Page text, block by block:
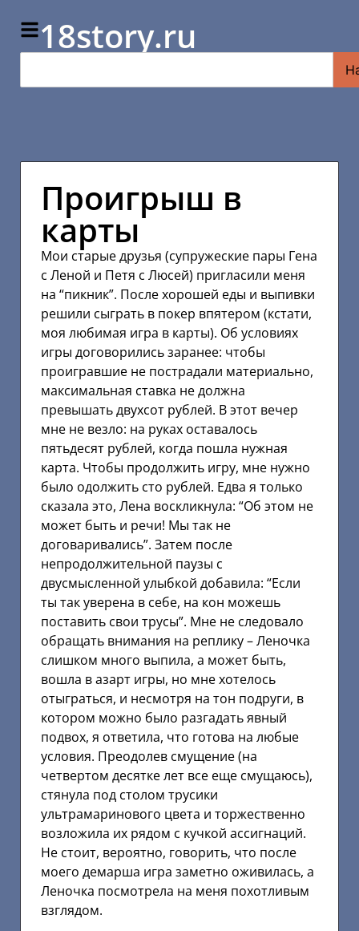
18story.ru
Проигрыш в
карты
Мои старые друзья (супружеские пары Гена
с Леной и Петя с Люсей) пригласили меня
на “пикник”. После хорошей еды и выпивки
решили сыграть в покер впятером (кстати,
моя любимая игра в карты). Об условиях
игры договорились заранее: чтобы
проигравшие не пострадали материально,
максимальная ставка не должна
превышать двухсот рублей. В этот вечер
мне не везло: на руках оставалось
пятьдесят рублей, когда пошла нужная
карта. Чтобы продолжить игру, мне нужно
было одолжить сто рублей. Едва я только
сказала это, Лена воскликнула: “Об этом не
может быть и речи! Мы так не
договаривались”. Затем после
непродолжительной паузы с
двусмысленной улыбкой добавила: “Если
ты так уверена в себе, на кон можешь
поставить свои трусы”. Мне не следовало
обращать внимания на реплику – Леночка
слишком много выпила, а может быть,
вошла в азарт игры, но мне хотелось
отыграться, и несмотря на тон подруги, в
котором можно было разгадать явный
подвох, я ответила, что готова на любые
условия. Преодолев смущение (на
четвертом десятке лет все еще смущаюсь),
стянула под столом трусики
ультрамаринового цвета и торжественно
возложила их рядом с кучкой ассигнаций.
Не стоит, вероятно, говорить, что после
моего демарша игра заметно оживилась, а
Леночка посмотрела на меня похотливым
взглядом.